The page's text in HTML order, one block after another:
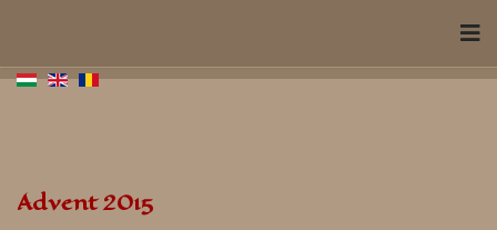
Advent 2015